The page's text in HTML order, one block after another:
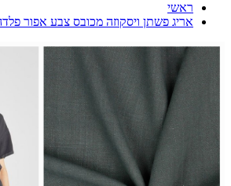
ראשי
אריג פשתן ויסקוזה מכובס צבע אפור